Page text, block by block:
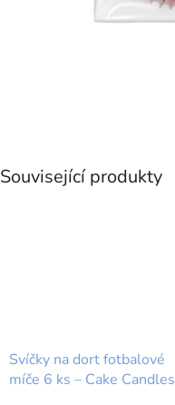
Související produkty
Svíčky na dort fotbalové
míče 6 ks – Cake Candles